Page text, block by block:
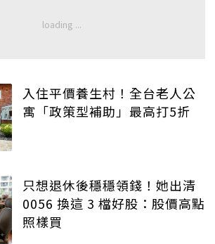
入住平價養生村！全台老人公
寓「政策型補助」最高打5折
只想退休後穩穩領錢！她出清
0056 換這 3 檔好股：股價高點
照樣買